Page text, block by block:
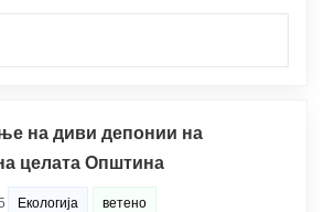
на диви депонии на
целата Општина
Екологија ветено